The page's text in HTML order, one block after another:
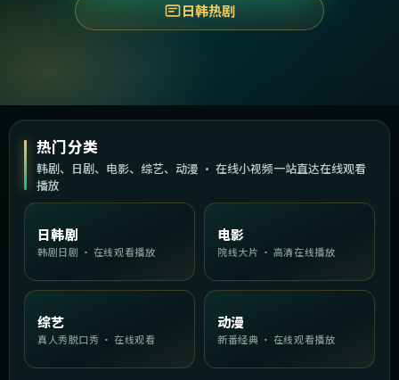
日韩热剧
热门分类
韩剧、日剧、电影、综艺、动漫 · 在线小视频一站直达在线观看
播放
日韩剧
韩剧日剧 · 在线观看播放
电影
院线大片 · 高清在线播放
综艺
真人秀脱口秀 · 在线观看
动漫
新番经典 · 在线观看播放